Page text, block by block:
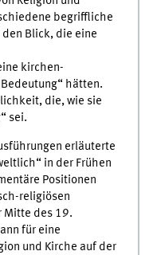
begriffliche
Blick, die eine
kirchen-
hätten.
die, wie sie
sei.
erläuterte
in der Frühen
Positionen
religiösen
Mitte des 19.
für eine
und Kirche auf der